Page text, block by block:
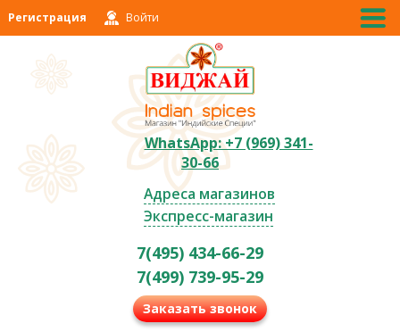
Регистрация Войти
WhatsApp: +7 (969) 341-
30-66
Адреса магазинов
Экспресс-магазин
7(495) 434-66-29
7(499) 739-95-29
Заказать звонок